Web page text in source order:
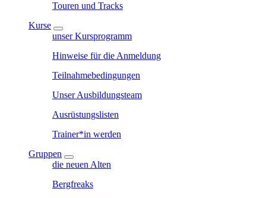
Touren und Tracks
Kurse
unser Kursprogramm
Hinweise für die Anmeldung
Teilnahmebedingungen
Unser Ausbildungsteam
Ausrüstungslisten
Trainer*in werden
Gruppen
die neuen Alten
Bergfreaks